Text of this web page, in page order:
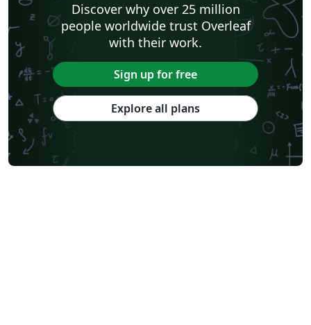
Discover why over 25 million
people worldwide trust Overleaf
with their work.
Sign up for free
Explore all plans